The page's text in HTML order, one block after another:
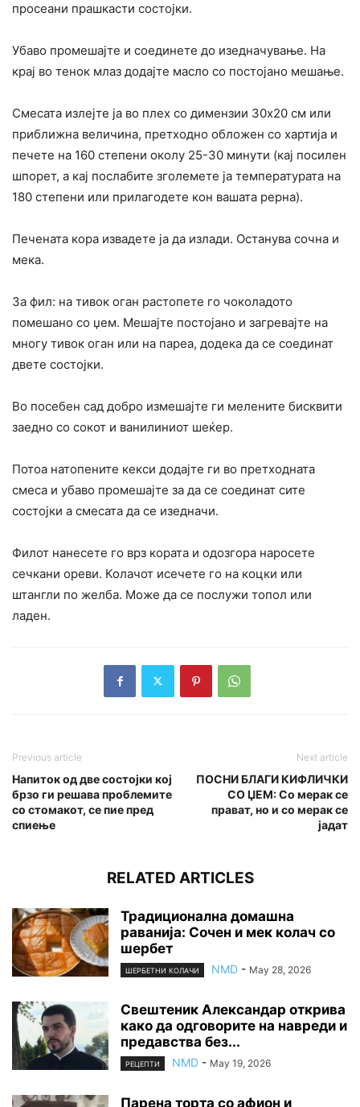
просеани прашкасти состојки.
Убаво промешајте и соединете до изедначување. На
крај во тенок млаз додајте масло со постојано мешање.
Смесата излејте ја во плех со димензии 30х20 см или
приближна величина, претходно обложен со хартија и
печете на 160 степени околу 25-30 минути (кај посилен
шпорет, а кај послабите зголемете ја температурата на
180 степени или прилагодете кон вашата рерна).
Печената кора извадете ја да излади. Останува сочна и
мека.
За фил: на тивок оган растопете го чоколадото
помешано со џем. Мешајте постојано и загревајте на
многу тивок оган или на пареа, додека да се соединат
двете состојки.
Во посебен сад добро измешајте ги мелените бисквити
заедно со сокот и ванилиниот шеќер.
Потоа натопените кекси додајте ги во претходната
смеса и убаво промешајте за да се соединат сите
состојки а смесата да се изедначи.
Филот нанесете го врз кората и одозгора наросете
сечкани ореви. Колачот исечете го на коцки или
штангли по желба. Може да се послужи топол или
ладен.
Previous article
Напиток од две состојки кој
брзо ги решава проблемите
со стомакот, се пие пред
спиење
Next article
ПОСНИ БЛАГИ КИФЛИЧКИ
СО ЏЕМ: Со мерак се
прават, но и со мерак се
јадат
RELATED ARTICLES
Традиционална домашна
раванија: Сочен и мек колач со
шербет
ШЕРБЕТНИ КОЛАЧИ NMD - May 28, 2026
Свештеник Александар открива
како да одговорите на навреди и
предавства без...
РЕЦЕПТИ NMD - May 19, 2026
Парена торта со афион и